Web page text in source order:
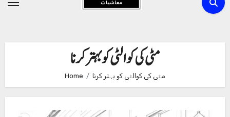
Content
مٹی کی کوالٹی کو بہتر کرنا
Home مٹی کی کوالٹی کو بہتر کرنا